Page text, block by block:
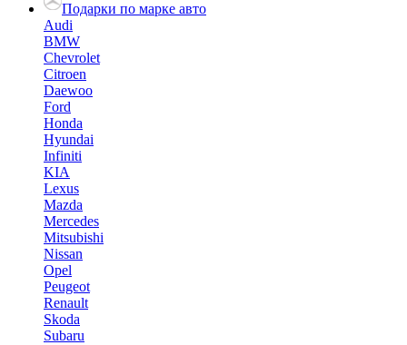
Подарки по марке авто
Audi
BMW
Chevrolet
Citroen
Daewoo
Ford
Honda
Hyundai
Infiniti
KIA
Lexus
Mazda
Mercedes
Mitsubishi
Nissan
Opel
Peugeot
Renault
Skoda
Subaru